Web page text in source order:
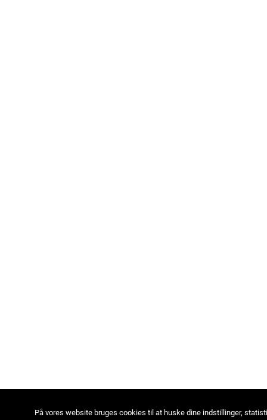
På vores website bruges cookies til at huske dine indstillinger,